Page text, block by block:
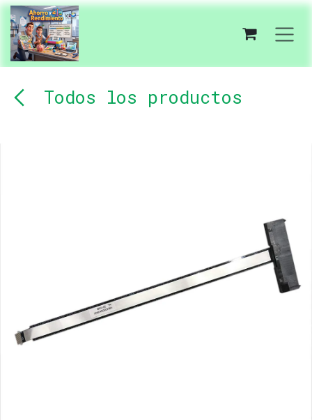
Ir al contenido
Todos los productos